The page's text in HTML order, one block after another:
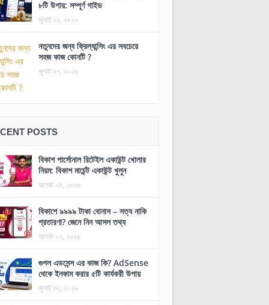
৮টি উপায়: সম্পূর্ণ গাইড
জুলাই ২৮, ২০২৬
নতুনদের জন্য ফ্রিল্যান্সিং এর সবচেয়ে
সহজ কাজ কোনটি ?
জুলাই ২৭, ২০২৬
POSTS
বিকাশ পার্সোনাল রিটেইল একাউন্ট খোলার
নিয়ম: বিকাশ মার্চেন্ট একাউন্ট খুলুন
আগস্ট ০৪, ২০২৬
বিকাশে ৯৯৯৯ টাকা বোনাস – সত্য নাকি
প্রতারণা? জেনে নিন আসল তথ্য
আগস্ট ০২, ২০২৬
গুগল এডসেন্স এর কাজ কি? AdSense
থেকে ইনকাম করার ৫টি কার্যকরী উপায়
জুলাই ৩০, ২০২৬